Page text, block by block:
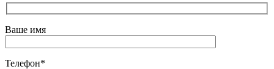
Ваше имя
Телефон*